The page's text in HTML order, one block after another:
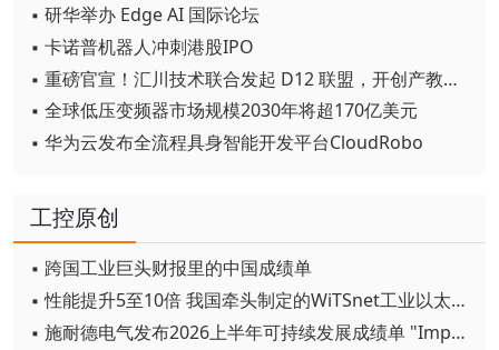
▪ 研华举办 Edge AI 国际论坛
▪ 卡诺普机器人冲刺港股IPO
▪ 重磅官宣！汇川技术联合发起 D12 联盟，开创产教融合新范式
▪ 全球低压变频器市场规模2030年将超170亿美元
▪ 华为云发布全流程具身智能开发平台CloudRobo
工控原创
▪ 跨国工业巨头财报里的中国成绩单
▪ 性能提升5至10倍 我国牵头制定的WiTSnet工业以太网国际标准正式发布
▪ 施耐德电气发布2026上半年可持续发展成绩单 "Impact 2030"路线图开局稳健